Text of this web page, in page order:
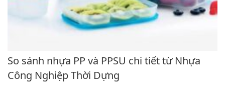
So sánh nhựa PP và PPSU chi tiết từ Nhựa
Công Nghiệp Thời Dựng